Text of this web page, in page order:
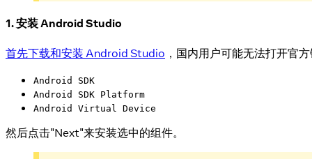
1. 安装 Android Studio
首先下载和安装 Android Studio ，国内用户可能无法打开官
Android SDK
Android SDK Platform
Android Virtual Device
然后点击"Next"来安装选中的组件。